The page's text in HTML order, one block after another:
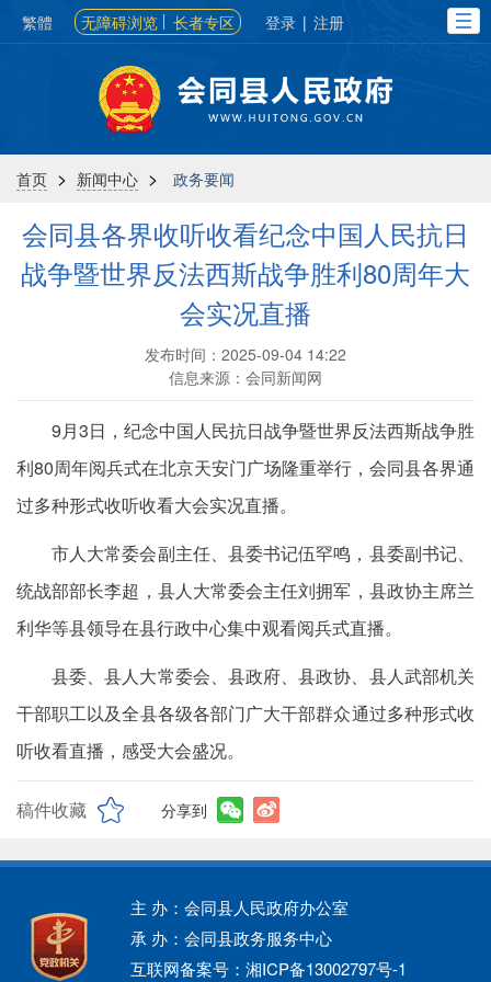
繁體 无障碍浏览 长者专区 登录 | 注册
首页 > 新闻中心 > 政务要闻
会同县各界收听收看纪念中国人民抗日
战争暨世界反法西斯战争胜利80周年大
会实况直播
发布时间：2025-09-04 14:22
信息来源：会同新闻网
9月3日，纪念中国人民抗日战争暨世界反法西斯战争胜
利80周年阅兵式在北京天安门广场隆重举行，会同县各界通
过多种形式收听收看大会实况直播。
市人大常委会副主任、县委书记伍罕鸣，县委副书记、
统战部部长李超，县人大常委会主任刘拥军，县政协主席兰
利华等县领导在县行政中心集中观看阅兵式直播。
县委、县人大常委会、县政府、县政协、县人武部机关
干部职工以及全县各级各部门广大干部群众通过多种形式收
听收看直播，感受大会盛况。
稿件收藏 分享到
主 办：会同县人民政府办公室
承 办：会同县政务服务中心
互联网备案号：湘ICP备13002797号-1